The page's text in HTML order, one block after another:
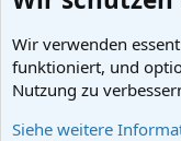
Schlagworte
Wir verwenden
funktioniert, und
Nutzung zu
Siehe weitere